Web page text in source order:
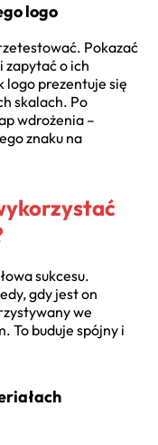
logo
Pokazać
zapytać o ich
logo prezentuje się
skalach. Po
wdrożenia –
znaku na
sukcesu.
gdy jest on
we
To buduje spójny i